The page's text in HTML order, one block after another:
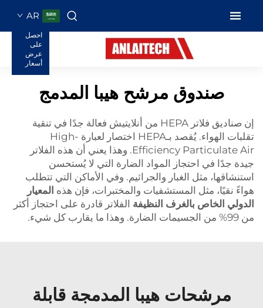
AR
احصل
على
عرض
أسعار
صندوق مرشح هيبا المدمج
إن صناديق فلاتر HEPA من أنلايتيش فعالة جدًا في تنقية
تقلبات الهواء. يُقصد بـHEPA اختصار لعبارة High-
Efficiency Particulate Air. وهذا يعني أن هذه الفلاتر
جيدة جدًا في احتجاز المواد الضارة التي لا يُستحسن
استنشاقها، مثل الغبار والجراثيم. وفي الأماكن التي تتطلب
هواءً نقيًا، مثل المستشفيات والمختبرات، فإن هذه المعيار
الدولي الخاص بالغرف النظيفة الفلاتر قادرة على احتجاز أكثر
من 99% من الجسيمات الضارة. وهذا ما يقارب كل شيء.
مرشحات هيبا المدمجة قابلة